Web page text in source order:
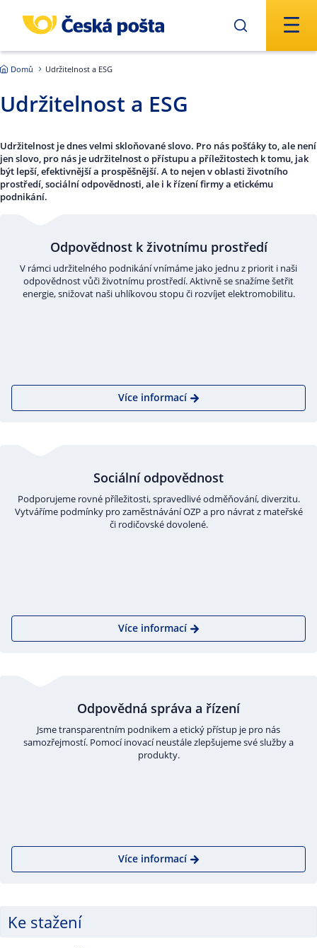
Domů Udržitelnost a ESG
Udržitelnost a ESG
Udržitelnost je dnes velmi skloňované slovo. Pro nás pošťáky to, ale není
jen slovo, pro nás je udržitelnost o přístupu a příležitostech k tomu, jak
být lepší, efektivnější a prospěšnější. A to nejen v oblasti životního
prostředí, sociální odpovědnosti, ale i k řízení firmy a etickému
podnikání.
Odpovědnost k životnímu prostředí
V rámci udržitelného podnikání vnímáme jako jednu z priorit i naši
odpovědnost vůči životnímu prostředí. Aktivně se snažíme šetřit
energie, snižovat naši uhlíkovou stopu či rozvíjet elektromobilitu.
Více informací
Sociální odpovědnost
Podporujeme rovné příležitosti, spravedlivé odměňování, diverzitu.
Vytváříme podmínky pro zaměstnávání OZP a pro návrat z mateřské
či rodičovské dovolené.
Více informací
Odpovědná správa a řízení
Jsme transparentním podnikem a etický přístup je pro nás
samozřejmostí. Pomocí inovací neustále zlepšujeme své služby a
produkty.
Více informací
Ke stažení